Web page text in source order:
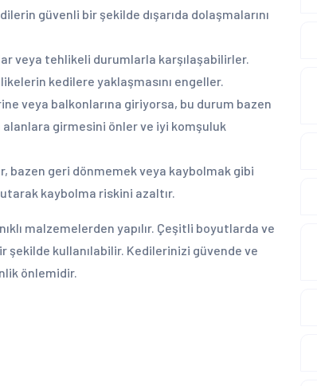
güvenli bir şekilde dışarıda dolaşmalarını
veya tehlikeli durumlarla karşılaşabilirler.
kedilere yaklaşmasını engeller.
veya balkonlarına giriyorsa, bu durum bazen
girmesini önler ve iyi komşuluk
bazen geri dönmemek veya kaybolmak gibi
kaybolma riskini azaltır.
malzemelerden yapılır. Çeşitli boyutlarda ve
kullanılabilir. Kedilerinizi güvende ve
önlemidir.